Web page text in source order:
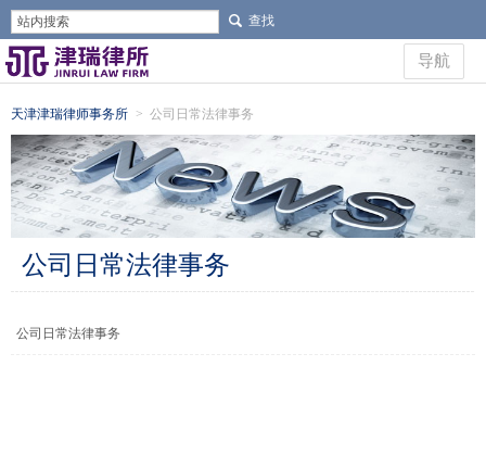
导航
天津津瑞律师事务所 > 公司日常法律事务
公司日常法律事务
公司日常法律事务